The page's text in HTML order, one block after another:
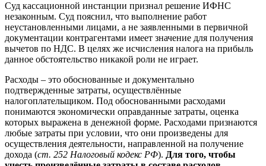
Суд кассационной инстанции признал решение ИФНС
незаконным. Суд пояснил, что выполнение работ
неустановленными лицами, а не заявленными в первичной
документации контрагентами имеет значение для получения
вычетов по НДС. В целях же исчисления налога на прибыль
данное обстоятельство никакой роли не играет.
Расходы – это обоснованные и документально
подтвержденные затраты, осуществлённые
налогоплательщиком. Под обоснованными расходами
понимаются экономически оправданные затраты, оценка
которых выражена в денежной форме. Расходами признаются
любые затраты при условии, что они произведены для
осуществления деятельности, направленной на получение
дохода (ст. 252 Налоговый кодекс РФ). Для того, чтобы